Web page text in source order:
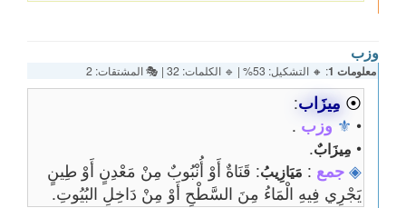
وزب
معلومات 1 : 🔸 التشكيل: 53% | 🔹 الكلمات: 32 | 🎭 المشتقات: 2
⦿ مِيزَاب:
•
⚜ وزب .
• مِيزَابٌ.
◈ جمع : مَيَازِيبُ: قَنَاةٌ أَوْ أُنْبُوبٌ مِنْ مَعْدِنٍ أَوْ طِينٍ
يَجْرِي فِيهِ الْمَاءُ مِنَ السَّطْحِ أَوْ مِنْ دَاخِلِ البُيُوتِ.